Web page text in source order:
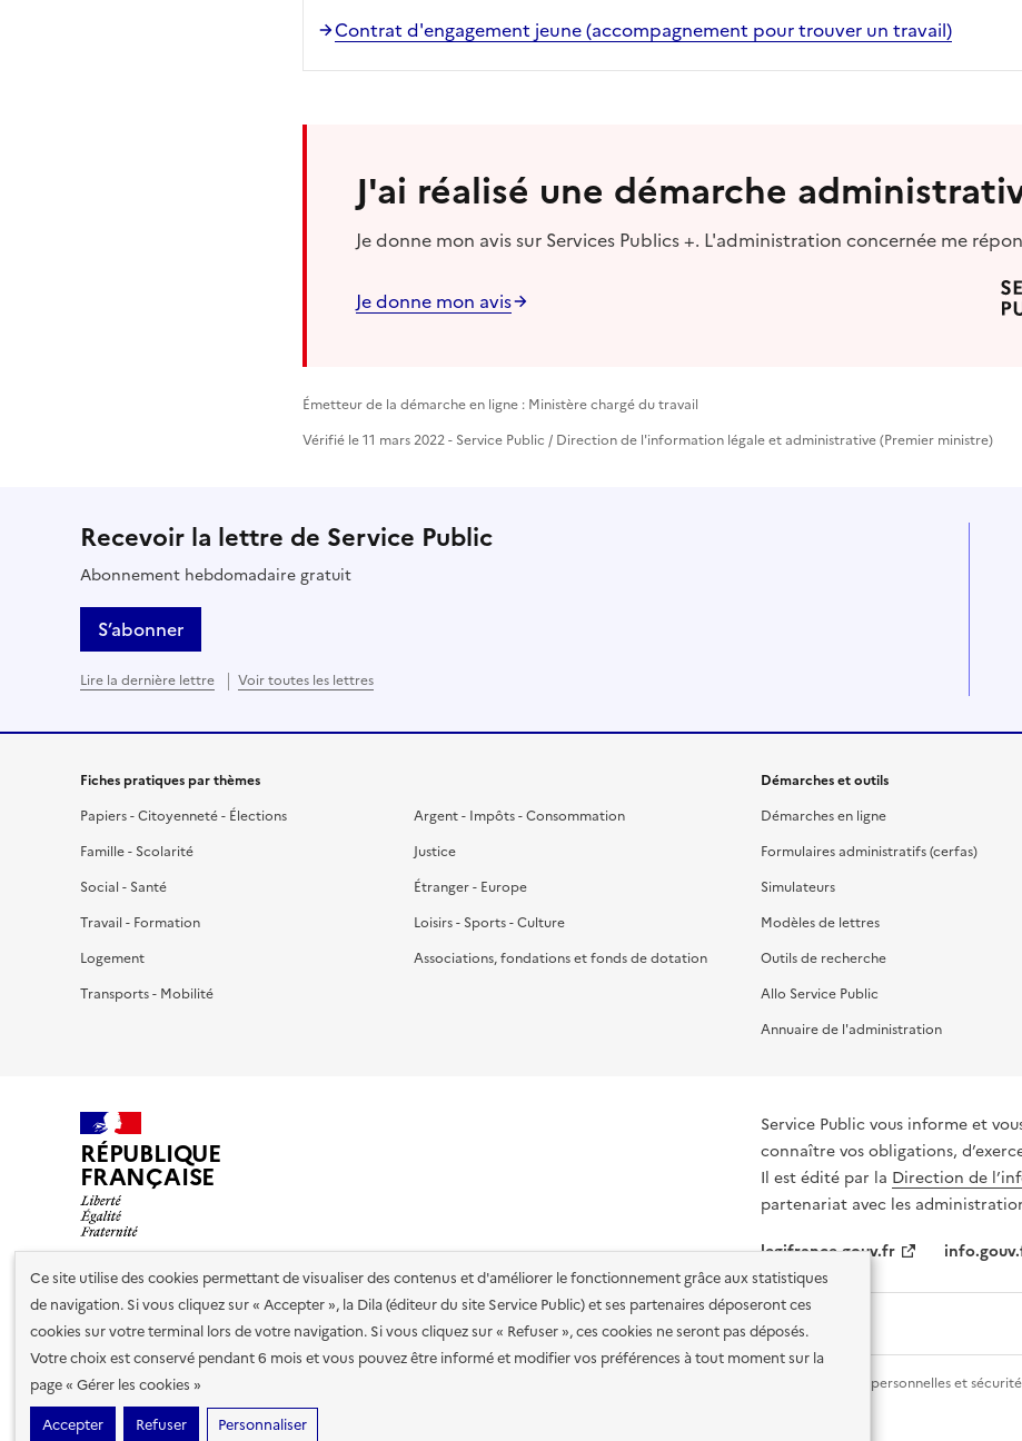
Ce site utilise des cookies permettant de visualiser des contenus et d'améliorer le fonctionnement grâce aux statistiques
de navigation. Si vous cliquez sur « Accepter », la Dila (éditeur du site Service Public) et ses partenaires déposeront ces
cookies sur votre terminal lors de votre navigation. Si vous cliquez sur « Refuser », ces cookies ne seront pas déposés.
Votre choix est conservé pendant 6 mois et vous pouvez être informé et modifier vos préférences à tout moment sur la
page « Gérer les cookies »
Accepter
Refuser Personnaliser
Contrat d'engagement jeune (accompagnement pour trouver un travail)
J'ai réalisé une démarche
Je donne mon avis sur Services Publics +. L'administration concernée me
Je donne mon avis
Émetteur de la démarche en ligne : Ministère chargé du travail
Vérifié le 11 mars 2022 - Service Public / Direction de l'information légale et administrative (Premier ministre)
Recevoir la lettre de Service Public
Abonnement hebdomadaire gratuit
S’abonner
Lire la dernière lettre Voir toutes les lettres
Fiches pratiques par thèmes
Papiers - Citoyenneté - Élections
Famille - Scolarité
Social - Santé
Travail - Formation
Logement
Transports - Mobilité
Argent - Impôts - Consommation
Justice
Étranger - Europe
Loisirs - Sports - Culture
Associations, fondations et fonds de dotation
Démarches et outils
Démarches en ligne
Formulaires administratifs (cerfas)
Simulateurs
Modèles de lettres
Outils de recherche
Allo Service Public
Annuaire de l'administration
RÉPUBLIQUE
FRANÇAISE
Service Public vous informe et
connaître vos obligations,
Il est édité par la Direction de
partenariat avec les
legifrance.gouv.fr
Nos partenaires
Plan du site Accessibilité : totalement conforme Données personnelles et sécurité
cookies